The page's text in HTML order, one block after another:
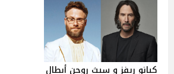
كيانو ريفز و سيث روجن أبطال